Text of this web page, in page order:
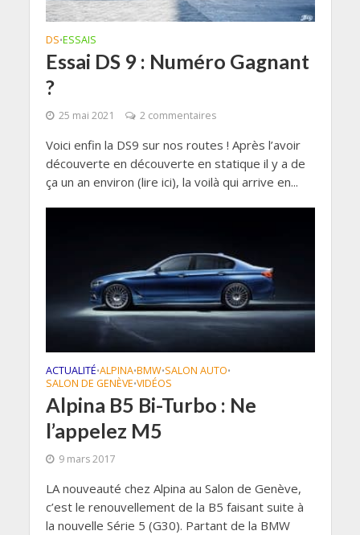
DS•ESSAIS
Essai DS 9 : Numéro Gagnant
?
25 mai 2021 2 commentaires
Voici enfin la DS9 sur nos routes ! Après l’avoir
découverte en découverte en statique il y a de
ça un an environ (lire ici), la voilà qui arrive en...
ACTUALITÉ•ALPINA•BMW•SALON AUTO•
SALON DE GENÈVE•VIDÉOS
Alpina B5 Bi-Turbo : Ne
l’appelez M5
9 mars 2017
LA nouveauté chez Alpina au Salon de Genève,
c’est le renouvellement de la B5 faisant suite à
la nouvelle Série 5 (G30). Partant de la BMW